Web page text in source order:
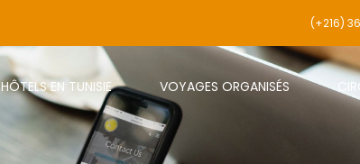
(+216)
HÔTELS EN TUNISIE VOYAGES ORGANISÉS